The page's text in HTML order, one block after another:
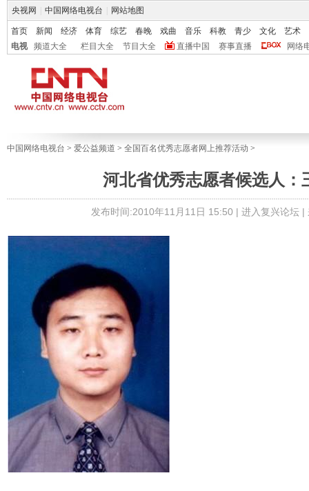
央视网 中国网络电视台 网站地图
首页 新闻 经济 体育 综艺 春晚 戏曲 音乐 科教 青少 文化
艺术
电视
频道大全 栏目大全 节目大全 直播中国 赛事直播 网络
中国网络电视台 > 爱公益频道 > 全国百名优秀志愿者网上推荐活动 >
河北省优秀志愿者候选人：
发布时间:2010年11月11日 15:50 | 进入复兴论坛|